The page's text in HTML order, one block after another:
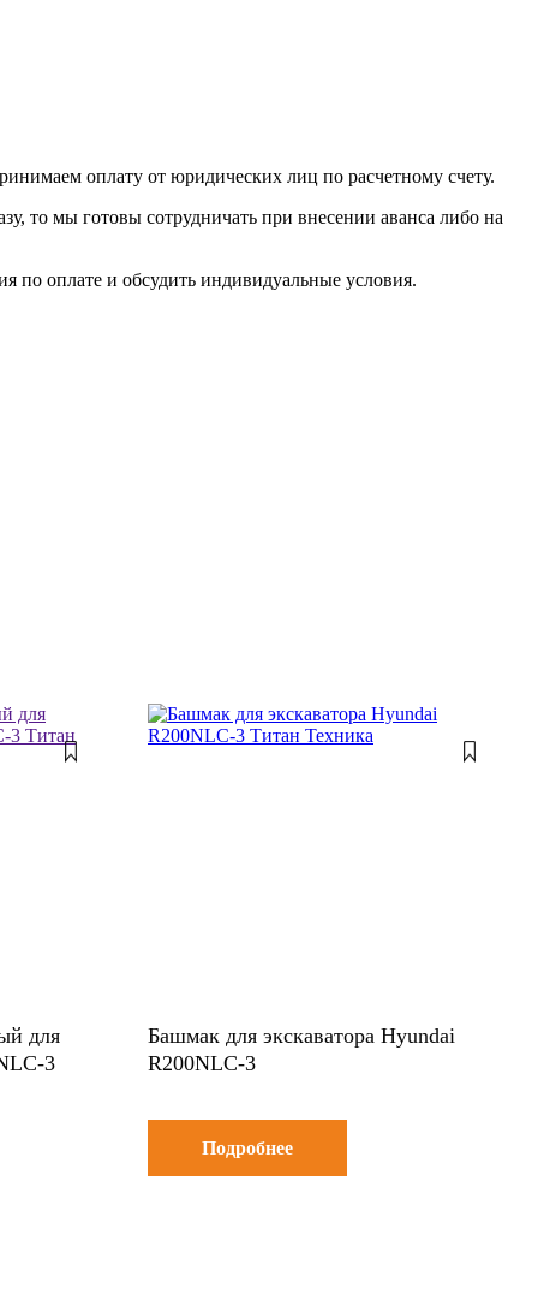
оплату от юридических лиц по расчетному счету.
то мы готовы сотрудничать при внесении аванса либо на
по оплате и обсудить индивидуальные условия.
для
3
Башмак для экскаватора Hyundai
R200NLC-3
Подробнее